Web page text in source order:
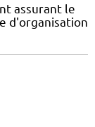
assurant le
d'organisation